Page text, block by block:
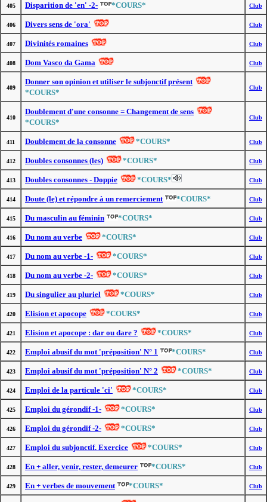
405 Disparition de 'en' -2- *COURS* Club
406 Divers sens de 'ora' Club
407 Divinités romaines Club
408 Dom Vasco da Gama Club
409
Donner son opinion et utiliser le subjonctif présent
*COURS*
Club
410
Doublement d'une consonne = Changement de sens
*COURS*
Club
411 Doublement de la consonne *COURS* Club
412 Doubles consonnes (les) *COURS* Club
413 Doubles consonnes - Doppie *COURS* Club
414 Doute (le) et répondre à un remerciement *COURS* Club
415 Du masculin au féminin *COURS* Club
416 Du nom au verbe *COURS* Club
417 Du nom au verbe -1- *COURS* Club
418 Du nom au verbe -2- *COURS* Club
419 Du singulier au pluriel *COURS* Club
420 Elision et apocope *COURS* Club
421 Elision et apocope : dar ou dare ? *COURS* Club
422 Emploi abusif du mot 'préposition' N° 1 *COURS* Club
423 Emploi abusif du mot 'préposition' N° 2 *COURS* Club
424 Emploi de la particule 'ci' *COURS* Club
425 Emploi du gérondif -1- *COURS* Club
426 Emploi du gérondif -2- *COURS* Club
427 Emploi du subjonctif. Exercice *COURS* Club
428 En + aller, venir, rester, demeurer *COURS* Club
429 En + verbes de mouvement *COURS* Club